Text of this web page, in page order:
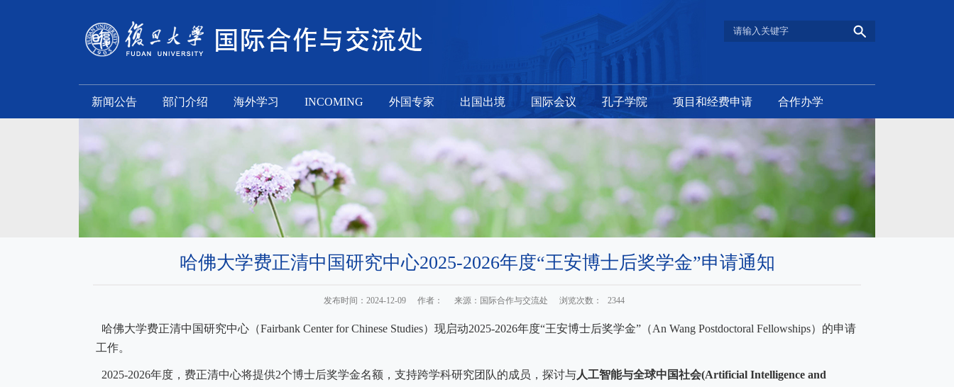
新闻公告 部门介绍 海外学习 INCOMING 外国专家 出国出境 国际会议 孔子学院 项目和经费申请 合作办学
哈佛大学费正清中国研究中心2025-2026年度“王安博士后奖学金”申请通知
发布时间：2024-12-09 作者： 来源：国际合作与交流处 浏览次数： 2344
哈佛大学费正清中国研究中心（Fairbank Center for Chinese Studies）现启动2025-2026年度“王安博士后奖学金” （An Wang Postdoctoral Fellowships）的申请
工作。
2025-2026年度，费正清中心将提供2个博士后奖学金名额，支持跨学科研究团队的成员，探讨与人工智能与全球中国社会(Artificial Intelligence and